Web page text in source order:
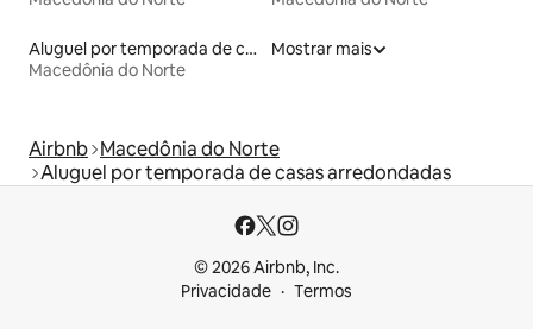
Aluguel por temporada de casas de veraneio
Macedônia do Norte
Mostrar mais
Airbnb Macedônia do Norte
Aluguel por temporada de casas arredondadas
© 2026 Airbnb, Inc.
Privacidade
Termos